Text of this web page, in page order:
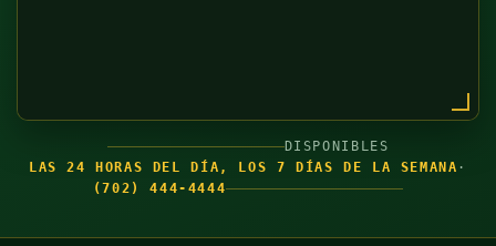
DISPONIBLES
LAS 24 HORAS DEL DÍA, LOS 7 DÍAS DE LA SEMANA ·
(702) 444-4444